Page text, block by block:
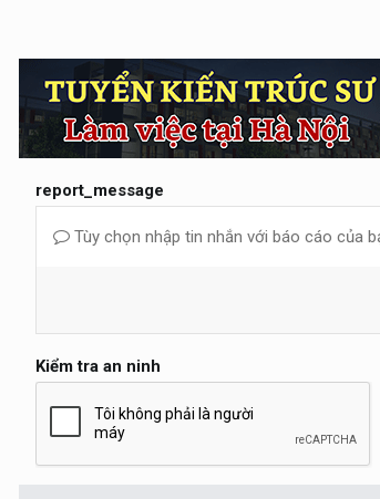
report_message
Tùy chọn nhập tin nhắn với báo cáo của
Kiểm tra an ninh